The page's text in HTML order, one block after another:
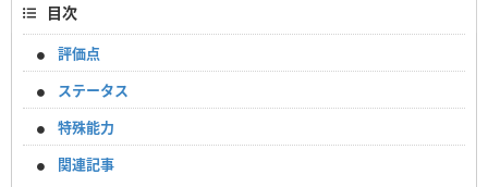
目次
評価点
ステータス
特殊能力
関連記事